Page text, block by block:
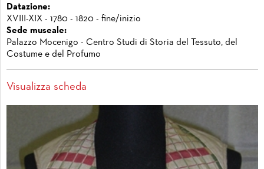
Datazione:
XVIII-XIX - 1780 - 1820 - fine/inizio
Sede museale:
Palazzo Mocenigo - Centro Studi di Storia del Tessuto, del
Costume e del Profumo
Visualizza scheda